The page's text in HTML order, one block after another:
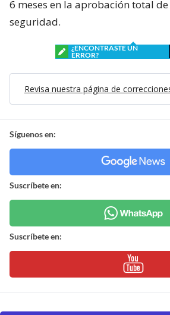
6 meses en la aprobación total
seguridad.
¿ENCONTRASTE UN
ERROR?
Revisa nuestra página de
Síguenos en:
Suscríbete en:
Suscríbete en: